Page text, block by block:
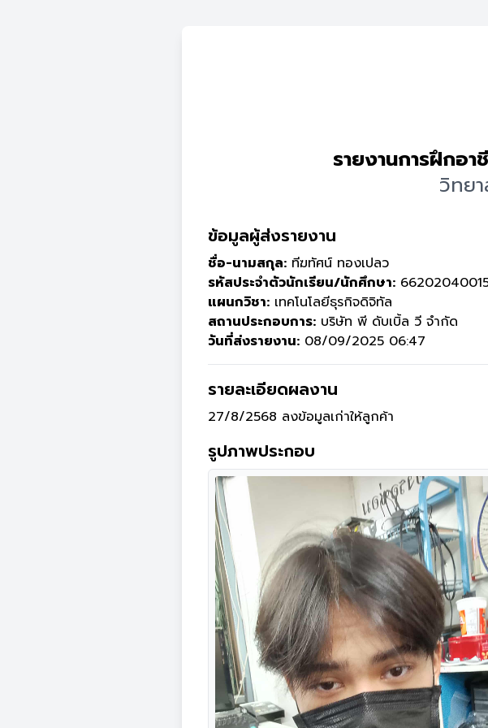
รายงานการฝึกอ
วิทย
ข้อมูลผู้ส่งรายงาน
ชื่อ-นามสกุล: ทีฆทัศน์ ทองเปลว
รหัสประจำตัวนักเรียน/นักศึกษา:
แผนกวิชา: เทคโนโลยีธุรกิจดิจิทัล
สถานประกอบการ: บริษัท พี ดับเบิ้ล วี จำกัด
วันที่ส่งรายงาน: 08/09/2025 06:47
รายละเอียดผลงาน
27/8/2568 ลงข้อมูลเก่าให้ลูกค้า
รูปภาพประกอบ